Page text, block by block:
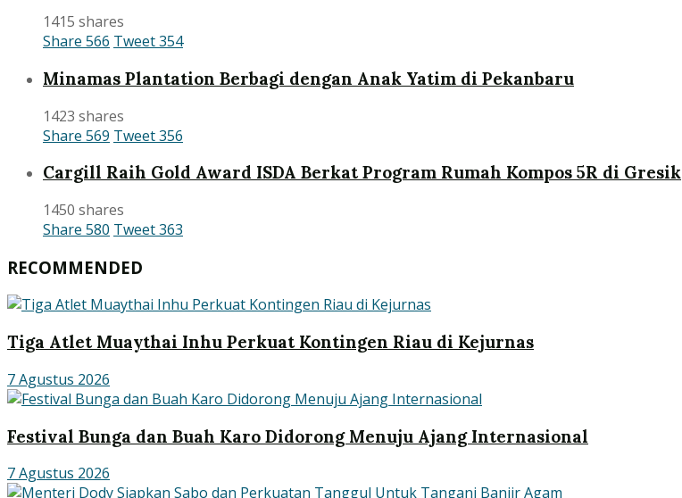
1415 shares
Share 566 Tweet354
Minamas Plantation Berbagi dengan Anak Yatim di Pekanbaru
1423 shares
Share 569 Tweet356
Cargill Raih Gold Award ISDA Berkat Program Rumah Kompos 5R di Gresik
1450 shares
Share 580 Tweet363
RECOMMENDED
Tiga Atlet Muaythai Inhu Perkuat Kontingen Riau di Kejurnas
7 Agustus 2026
Festival Bunga dan Buah Karo Didorong Menuju Ajang Internasional
7 Agustus 2026